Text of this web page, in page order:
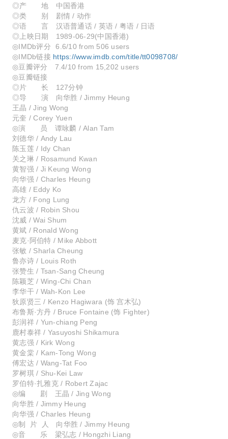
◎产 地 中国香港
◎类 别 剧情 / 动作
◎语 言 汉语普通话 / 英语 / 粤语 / 日语
◎上映日期 1989-06-29(中国香港)
◎IMDb评分 6.6/10 from 506 users
◎IMDb链接 https://www.imdb.com/title/tt0098708/
◎豆瓣评分 7.4/10 from 15,202 users
◎豆瓣链接
◎片 长 127分钟
◎导 演 向华胜 / Jimmy Heung
王晶 / Jing Wong
元奎 / Corey Yuen
◎演 员 谭咏麟 / Alan Tam
刘德华 / Andy Lau
陈玉莲 / Idy Chan
关之琳 / Rosamund Kwan
黄智强 / Ji Keung Wong
向华强 / Charles Heung
高雄 / Eddy Ko
龙方 / Fong Lung
仇云波 / Robin Shou
沈威 / Wai Shum
黄斌 / Ronald Wong
麦克·阿伯特 / Mike Abbott
张敏 / Sharla Cheung
鲁亦诗 / Louis Roth
张赞生 / Tsan-Sang Cheung
陈颖芝 / Wing-Chi Chan
李华干 / Wah-Kon Lee
狄原贤三 / Kenzo Hagiwara (饰 宫木弘)
布鲁斯·方丹 / Bruce Fontaine (饰 Fighter)
彭润祥 / Yun-chiang Peng
鹿村泰祥 / Yasuyoshi Shikamura
黄志强 / Kirk Wong
黄金棠 / Kam-Tong Wong
傅宏达 / Wang-Tat Foo
罗树琪 / Shu-Kei Law
罗伯特·扎雅克 / Robert Zajac
◎编 剧 王晶 / Jing Wong
向华胜 / Jimmy Heung
向华强 / Charles Heung
◎制 片 人 向华胜 / Jimmy Heung
◎音 乐 梁弘志 / Hongzhi Liang